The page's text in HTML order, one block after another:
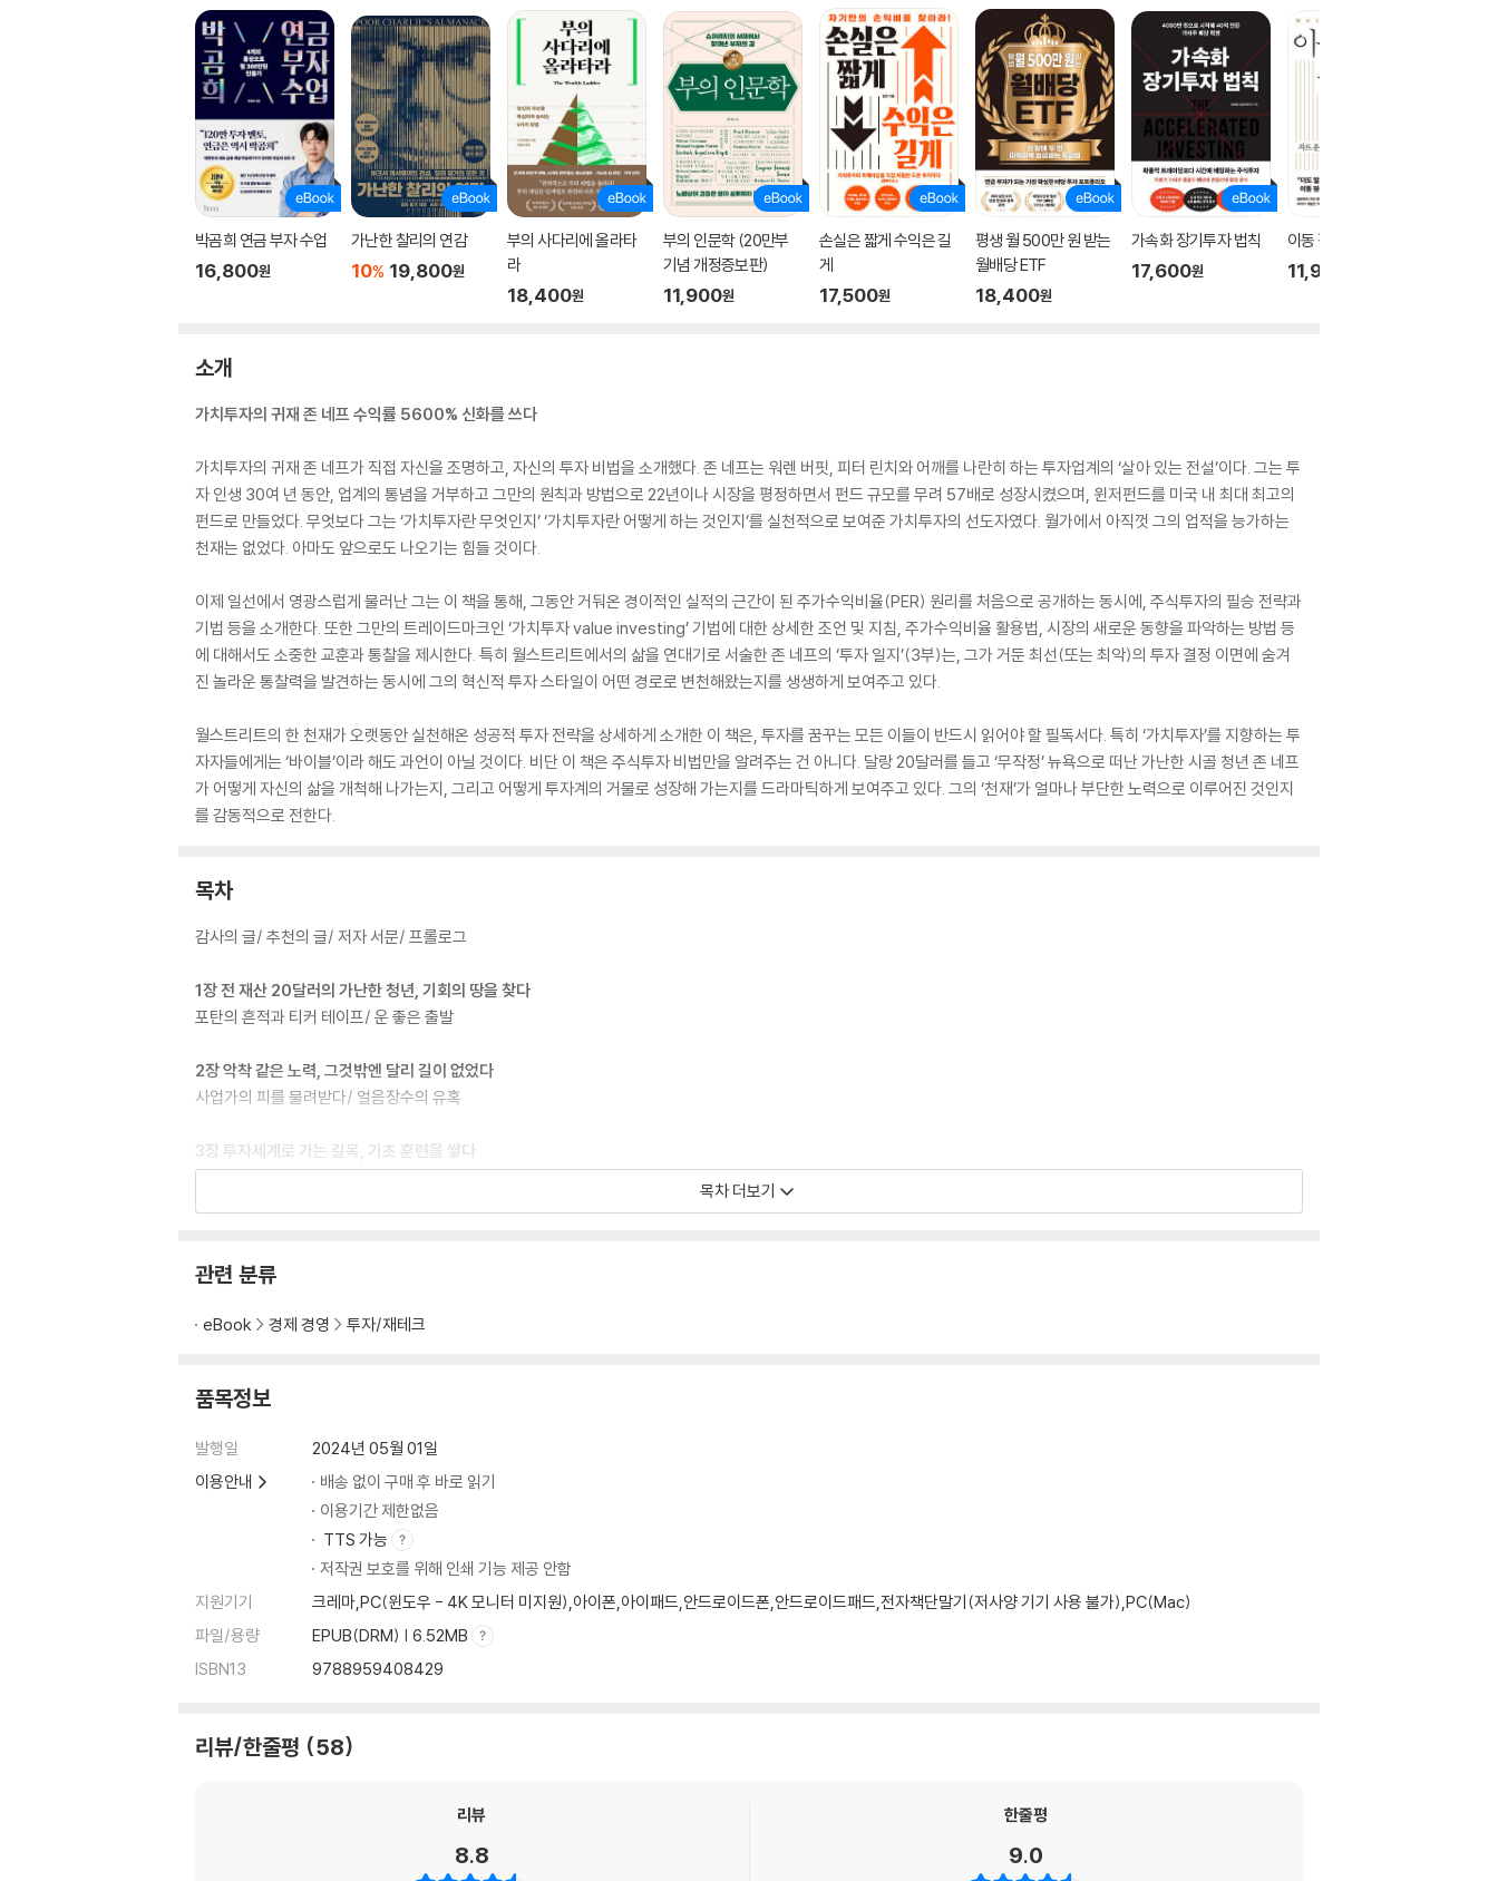
박곰희 연금 부자 수업
16,800원
가난한 찰리의 연감
10% 19,800원
부의 사다리에 올라타
라
18,400원
부의 인문학 (20만부
기념 개정증보판)
11,900원
손실은 짧게 수익은 길
게
17,500원
평생 월 500만 원 받는
월배당 ETF
18,400원
가속화 장기투자 법칙
17,600원
이동 평균선 투자법
11,900
소개
가치투자의 귀재 존 네프 수익률 5600% 신화를 쓰다
가치투자의 귀재 존 네프가 직접 자신을 조명하고, 자신의 투자 비법을 소개했다. 존 네프는 워렌 버핏, 피터 린치와 어깨를 나란히 하는 투자업계의 ‘살아 있는 전설’이다. 그는 투
자 인생 30여 년 동안, 업계의 통념을 거부하고 그만의 원칙과 방법으로 22년이나 시장을 평정하면서 펀드 규모를 무려 57배로 성장시켰으며, 윈저펀드를 미국 내 최대 최고의
펀드로 만들었다. 무엇보다 그는 ‘가치투자란 무엇인지’ ‘가치투자란 어떻게 하는 것인지’를 실천적으로 보여준 가치투자의 선도자였다. 월가에서 아직껏 그의 업적을 능가하는
천재는 없었다. 아마도 앞으로도 나오기는 힘들 것이다.
이제 일선에서 영광스럽게 물러난 그는 이 책을 통해, 그동안 거둬온 경이적인 실적의 근간이 된 주가수익비율(PER) 원리를 처음으로 공개하는 동시에, 주식투자의 필승 전략과
기법 등을 소개한다. 또한 그만의 트레이드마크인 ‘가치투자 value investing’ 기법에 대한 상세한 조언 및 지침, 주가수익비율 활용법, 시장의 새로운 동향을 파악하는 방법 등
에 대해서도 소중한 교훈과 통찰을 제시한다. 특히 월스트리트에서의 삶을 연대기로 서술한 존 네프의 ‘투자 일지’(3부)는, 그가 거둔 최선(또는 최악)의 투자 결정 이면에 숨겨
진 놀라운 통찰력을 발견하는 동시에 그의 혁신적 투자 스타일이 어떤 경로로 변천해왔는지를 생생하게 보여주고 있다.
월스트리트의 한 천재가 오랫동안 실천해온 성공적 투자 전략을 상세하게 소개한 이 책은, 투자를 꿈꾸는 모든 이들이 반드시 읽어야 할 필독서다. 특히 ‘가치투자’를 지향하는 투
자자들에게는 ‘바이블’이라 해도 과언이 아닐 것이다. 비단 이 책은 주식투자 비법만을 알려주는 건 아니다. 달랑 20달러를 들고 ‘무작정’ 뉴욕으로 떠난 가난한 시골 청년 존 네프
가 어떻게 자신의 삶을 개척해 나가는지, 그리고 어떻게 투자계의 거물로 성장해 가는지를 드라마틱하게 보여주고 있다. 그의 ‘천재’가 얼마나 부단한 노력으로 이루어진 것인지
를 감동적으로 전한다.
목차
감사의 글/ 추천의 글/ 저자 서문/ 프롤로그
1장 전 재산 20달러의 가난한 청년, 기회의 땅을 찾다
포탄의 흔적과 티커 테이프/ 운 좋은 출발
2장 악착 같은 노력, 그것밖엔 달리 길이 없었다
사업가의 피를 물려받다/ 얼음장수의 유혹
3장 투자세계로 가는 길목, 기초 훈련을 쌓다
여러 직장 그리고 아버지와의 재회/ 투자 개념에 눈뜨기 시작하다/ 스승을 만나다
시장 밖으로/ 스스로의 가치를 높여라
6장 미시간 촌뜨기, 마침내 윈저를 지휘하다
7장 윈저의 투자 스타일, 흔들림 없는 원칙이 있다
저PER 투자/ 7퍼센트 이상의 펀더멘털 성장/ 배당수익률 방어
총수익률과 PER의 긍정적 관계 견인/ PER을 감안한 순환노출/ 확실한 성장기업 / 강력한 펀더멘털
8장 가치투자 핵심 전략, 할인매장에서 보석을 찾아라
그 날의 저가주를 공략하라/ ‘주가가 왜 떨어졌지?’/ 악재도 때로는 호재가 될 수 있다/ 두드러진 주가 하락은 미래의 가능성을 의미한다/ 비인기주를 찾아라/ 양질의 성장세를
유지하는 기업을 찾아라/ 다른 사람이 모르는 투자 기회를 포착하라/ 잘못 분류된 기업을 찾아라/ 임계치를 확보한 기업을 찾아라/ ‘덤’의 기회를 포착하라/ ‘나만의 능력’을 적극
활용하라/ 좁은 영역에 얽매이지 말라/ ‘나만의 지평’을 확장하라/ 투자 소신을 세워라
변곡점에 주목하라/ 여론을 경계하라/ 윈저의 청사진 : ‘계산된 참여’/ ‘인기 성장주’에 목숨 걸지 마라/ 동트기 직전의 새벽이 가장 어둡다/ ‘비인기 성장주’를 공략하라/ ‘적정 성
매도 전략을 수립하라/ 영원히 붙들고 있지 마라/ 상황이 좋지 않으면 쉬어가거나 돌아가라/ 변화의 시대에도 본질은 변하지 않는다
10장 비수기(1970∼1976), 그 혼돈의 강을 건너 승리하다
목차 더보기
관련 분류
eBook 경제 경영 투자/재테크
품목정보
발행일
2024년 05월 01일
이용안내
배송 없이 구매 후 바로 읽기
이용기간 제한없음
TTS 가능
저작권 보호를 위해 인쇄 기능 제공 안함
지원기기
크레마,PC(윈도우 - 4K 모니터 미지원),아이폰,아이패드,안드로이드폰,안드로이드패드,전자책단말기(저사양 기기 사용 불가),PC(Mac)
파일/용량
EPUB(DRM) | 6.52MB
ISBN13
9788959408429
리뷰/한줄평 58
리뷰
8.8
한줄평
9.0